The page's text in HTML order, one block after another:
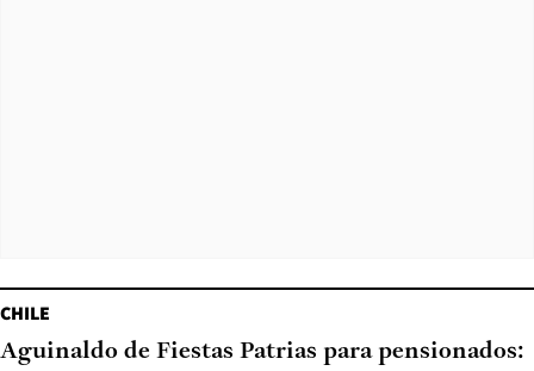
CHILE
Aguinaldo de Fiestas Patrias para pensionados: